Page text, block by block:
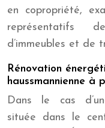
en copropriété,
représentatifs
d’immeubles et de
Rénovation
haussmannienne à
Dans le cas
située dans le